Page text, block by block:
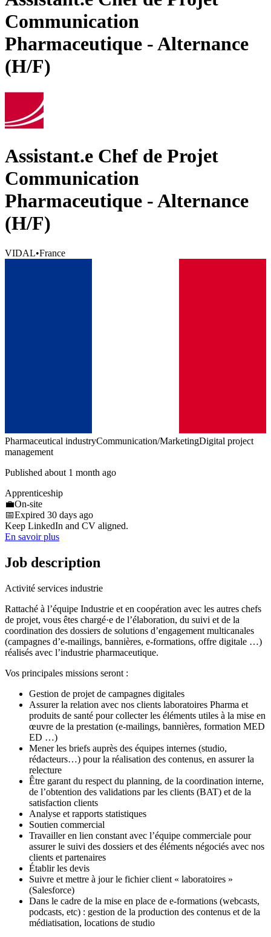
Communication
Pharmaceutique - Alternance
(H/F)
Assistant.e Chef de Projet
Communication
Pharmaceutique - Alternance
(H/F)
VIDAL•France
Pharmaceutical industryCommunication/MarketingDigital project
management
Published about 1 month ago
Apprenticeship
💼On-site
📅Expired 30 days ago
Keep LinkedIn and CV aligned.
En savoir plus
Job description
Activité services industrie
Rattaché à l’équipe Industrie et en coopération avec les autres chefs
de projet, vous êtes chargé·e de l’élaboration, du suivi et de la
coordination des dossiers de solutions d’engagement multicanales
(campagnes d’e-mailings, bannières, e-formations, offre digitale …)
réalisés avec l’industrie pharmaceutique.
Vos principales missions seront :
Gestion de projet de campagnes digitales
Assurer la relation avec nos clients laboratoires Pharma et
produits de santé pour collecter les éléments utiles à la mise en
œuvre de la prestation (e-mailings, bannières, formation MED
ED …)
Mener les briefs auprès des équipes internes (studio,
rédacteurs…) pour la réalisation des contenus, en assurer la
relecture
Être garant du respect du planning, de la coordination interne,
de l’obtention des validations par les clients (BAT) et de la
satisfaction clients
Analyse et rapports statistiques
Soutien commercial
Travailler en lien constant avec l’équipe commerciale pour
assurer le suivi des dossiers et des éléments négociés avec nos
clients et partenaires
Établir les devis
Suivre et mettre à jour le fichier client « laboratoires »
(Salesforce)
Dans le cadre de la mise en place de e-formations (webcasts,
podcasts, etc) : gestion de la production des contenus et de la
médiatisation, locations de studio